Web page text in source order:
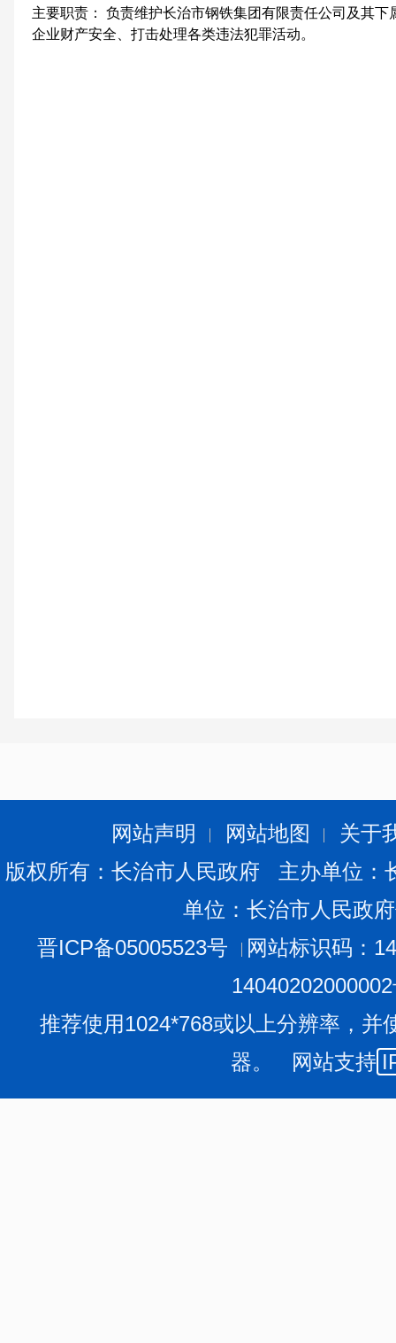
主要职责： 负责维护长治市钢铁集团有限责任公司及其
企业财产安全、打击处理各类违法犯罪活动。
网站声明 网站地图
关于
版权所有：长治市人民政府 主办单位
单位：长治市人民政
晋ICP备05005523号
网站标识码：
推荐使用1024*768或以上分辨率，并
器。 网站支持